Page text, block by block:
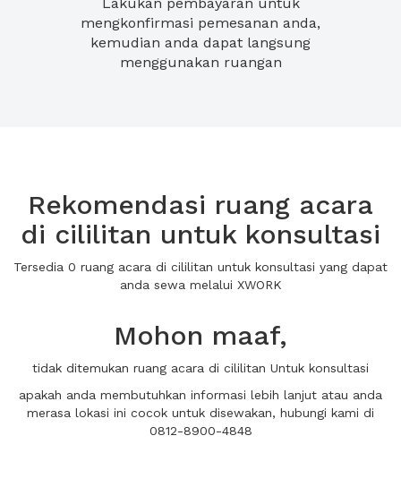
mengkonfirmasi pemesanan anda,
kemudian anda dapat langsung
menggunakan ruangan
Rekomendasi ruang acara
di cililitan untuk konsultasi
Tersedia 0 ruang acara di cililitan untuk konsultasi yang dapat
anda sewa melalui XWORK
Mohon maaf,
tidak ditemukan ruang acara di cililitan Untuk konsultasi
apakah anda membutuhkan informasi lebih lanjut atau anda
merasa lokasi ini cocok untuk disewakan, hubungi kami di
0812-8900-4848